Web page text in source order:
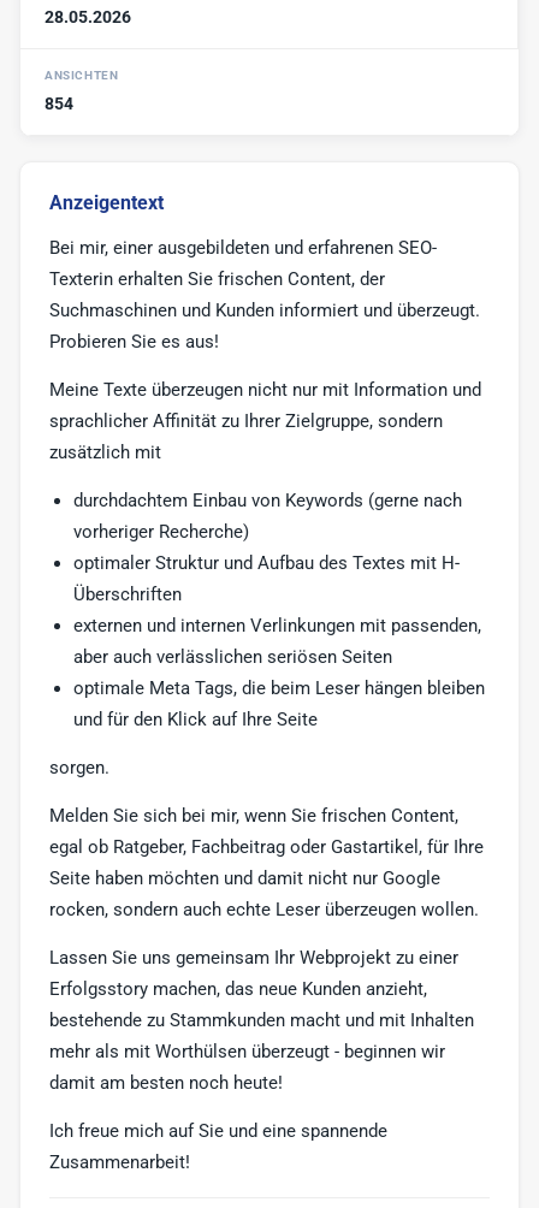
28.05.2026
ANSICHTEN
854
Anzeigentext
Bei mir, einer ausgebildeten und erfahrenen SEO-
Texterin erhalten Sie frischen Content, der
Suchmaschinen und Kunden informiert und überzeugt.
Probieren Sie es aus!
Meine Texte überzeugen nicht nur mit Information und
sprachlicher Affinität zu Ihrer Zielgruppe, sondern
zusätzlich mit
durchdachtem Einbau von Keywords (gerne nach
vorheriger Recherche)
optimaler Struktur und Aufbau des Textes mit H-
Überschriften
externen und internen Verlinkungen mit passenden,
aber auch verlässlichen seriösen Seiten
optimale Meta Tags, die beim Leser hängen bleiben
und für den Klick auf Ihre Seite
sorgen.
Melden Sie sich bei mir, wenn Sie frischen Content,
egal ob Ratgeber, Fachbeitrag oder Gastartikel, für Ihre
Seite haben möchten und damit nicht nur Google
rocken, sondern auch echte Leser überzeugen wollen.
Lassen Sie uns gemeinsam Ihr Webprojekt zu einer
Erfolgsstory machen, das neue Kunden anzieht,
bestehende zu Stammkunden macht und mit Inhalten
mehr als mit Worthülsen überzeugt - beginnen wir
damit am besten noch heute!
Ich freue mich auf Sie und eine spannende
Zusammenarbeit!